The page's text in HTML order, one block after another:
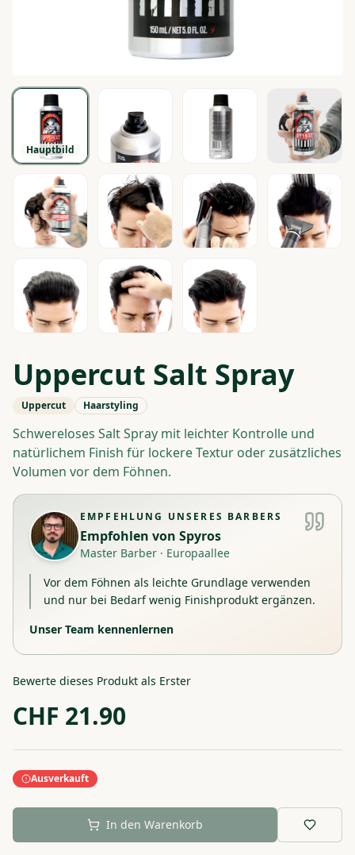
Hauptbild
Uppercut Salt Spray
Uppercut Haarstyling
Schwereloses Salt Spray mit leichter Kontrolle und
natürlichem Finish für lockere Textur oder zusätzliches
Volumen vor dem Föhnen.
EMPFEHLUNG UNSERES BARBERS
Empfohlen von Spyros
Master Barber · Europaallee
Vor dem Föhnen als leichte Grundlage verwenden
und nur bei Bedarf wenig Finishprodukt ergänzen.
Unser Team kennenlernen
Bewerte dieses Produkt als Erster
CHF 21.90
Ausverkauft
In den Warenkorb